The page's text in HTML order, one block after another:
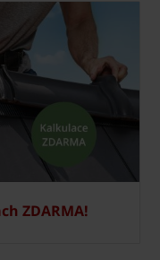
ZDARMA!